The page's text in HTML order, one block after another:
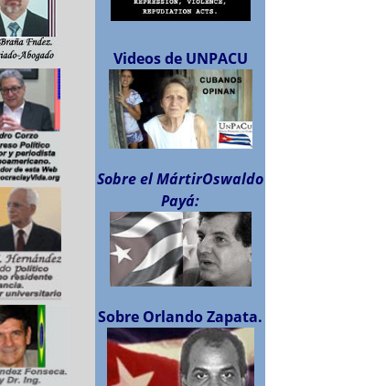
Videos de UNPACU
Sobre el MártirOswaldo
Payá:
Sobre Orlando Zapata.